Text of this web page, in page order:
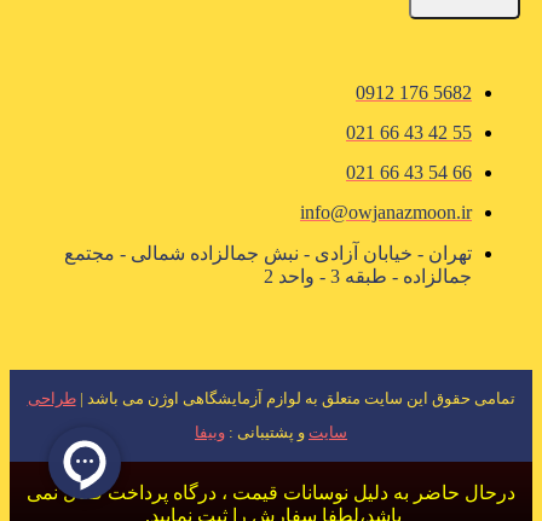
5682 176 0912
55 42 43 66 021
66 54 43 66 021
info@owjanazmoon.ir
تهران - خیابان آزادی - نبش جمالزاده شمالی - مجتمع
جمالزاده - طبقه 3 - واحد 2
تمامی حقوق این سایت متعلق به لوازم آزمایشگاهی اوژن می باشد |طراحی
سایت و پشتیبانی : وبیفا
درحال حاضر به دلیل نوسانات قیمت ، درگاه پرداخت فعال نمی
باشد،لطفا سفارش را ثبت نمایید.